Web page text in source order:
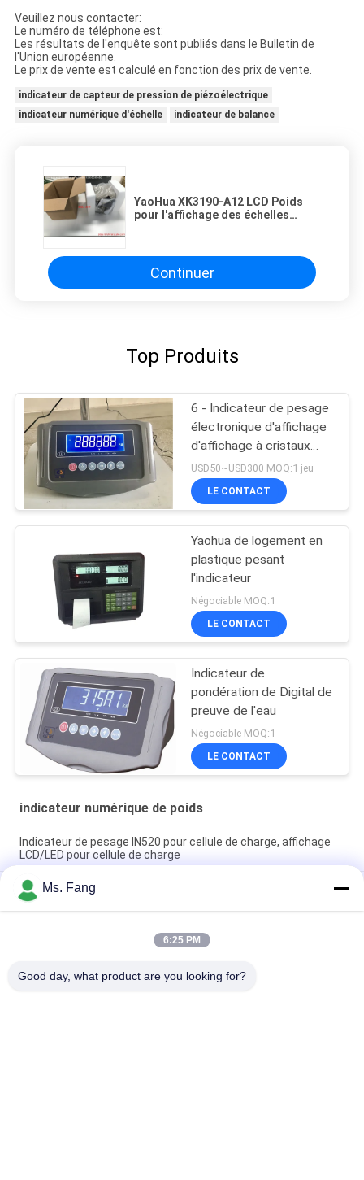
Veuillez nous contacter:
Le numéro de téléphone est:
Les résultats de l'enquête sont publiés dans le Bulletin de
l'Union européenne.
Le prix de vente est calculé en fonction des prix de vente.
indicateur de capteur de pression de piézoélectrique
indicateur numérique d'échelle
indicateur de balance
YaoHua XK3190-A12 LCD Poids
pour l'affichage des échelles
Continuer
Top Produits
6 - Indicateur de pesage
électronique d'affichage
d'affichage à cristaux
liquides de chiffre
USD50~USD300 MOQ:1 jeu
LE CONTACT
Yaohua de logement en
plastique pesant
l'indicateur
Négociable MOQ:1
LE CONTACT
Indicateur de
pondération de Digital de
preuve de l'eau
Négociable MOQ:1
LE CONTACT
indicateur numérique de poids
Indicateur de pesage IN520 pour cellule de charge, affichage
LCD/LED pour cellule de charge
Indicateur de l'échelle de pesée industrielle pour les balances
de plateforme ou de camion
Indicador De Peso XK3190-A27E T7E Affichage LCD LED
Indicateur de pesée numérique pour échelle de plateforme
Ms. Fang
6:25 PM
Good day, what product are you looking for?